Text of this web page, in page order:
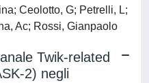
Ceolotto, G; Petrelli, L;
Ac; Rossi, Gianpaolo
Twik-related
2) negli